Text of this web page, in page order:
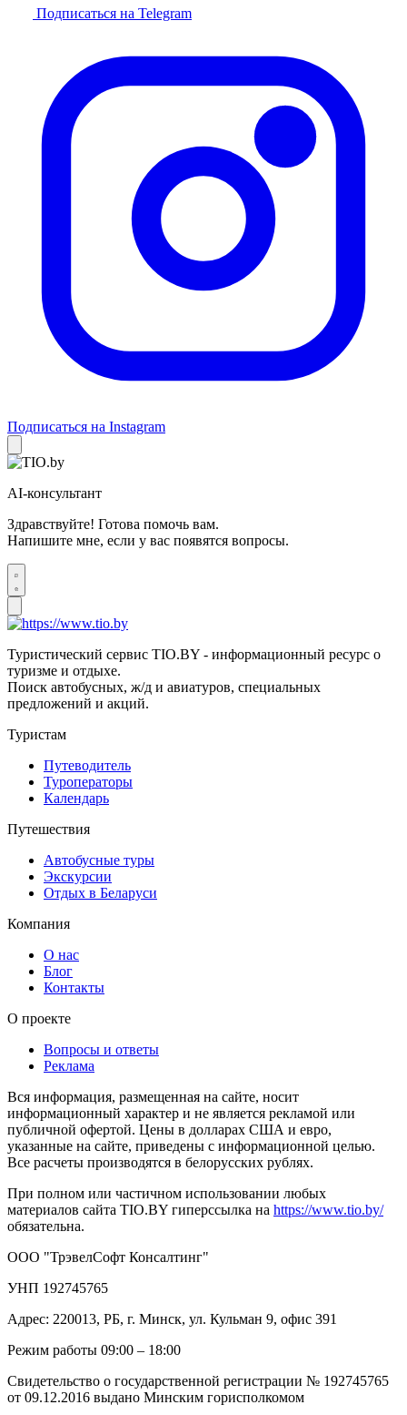
Подписаться на Telegram
Подписаться на Instagram
AI-консультант
Здравствуйте! Готова помочь вам.
Напишите мне, если у вас появятся вопросы.
Туристический сервис TIO.BY - информационный ресурс о
туризме и отдыхе.
Поиск автобусных, ж/д и авиатуров, специальных
предложений и акций.
Туристам
Путеводитель
Туроператоры
Календарь
Путешествия
Автобусные туры
Экскурсии
Отдых в Беларуси
Компания
О нас
Блог
Контакты
О проекте
Вопросы и ответы
Реклама
Вся информация, размещенная на сайте, носит
информационный характер и не является рекламой или
публичной офертой. Цены в долларах США и евро,
указанные на сайте, приведены с информационной целью.
Все расчеты производятся в белорусских рублях.
При полном или частичном использовании любых
материалов сайта TIO.BY гиперссылка на https://www.tio.by/
обязательна.
ООО "ТрэвелСофт Консалтинг"
УНП 192745765
Адрес: 220013, РБ, г. Минск, ул. Кульман 9, офис 391
Режим работы 09:00 – 18:00
Свидетельство о государственной регистрации № 192745765
от 09.12.2016 выдано Минским горисполкомом